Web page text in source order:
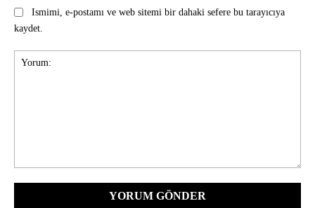
Ismimi, e-postamı ve web sitemi bir dahaki sefere bu tarayıcıya
kaydet.